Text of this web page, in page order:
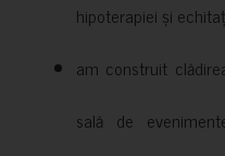
hipoterapiei și
am construit
sală de